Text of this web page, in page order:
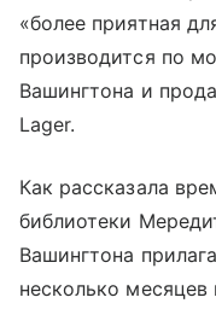
«более приятная
производится по
Вашингтона и
Lager.
Как рассказала
библиотеки
Вашингтона
несколько месяцев